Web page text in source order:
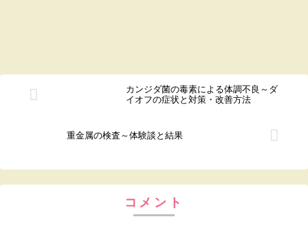
カンジダ菌の毒素による体調不良～ダ
イオフの症状と対策・改善方法
重金属の検査～体験談と結果
コメント